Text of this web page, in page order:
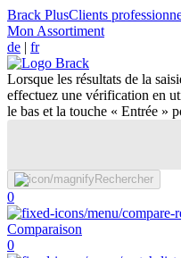
Brack PlusClients
Mon Assortiment
de | fr
Lorsque les résultats de la
effectuez une vérification en
le bas et la touche « Entrée »
Rechercher
0
Comparaison
0